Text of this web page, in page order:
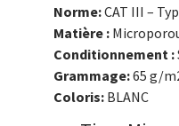
Norme:CAT III –
Matière :
Conditionnement :
Grammage:65 g/
Coloris: BLANC